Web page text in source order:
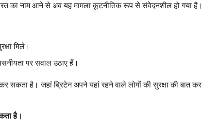
का नाम आने से अब यह मामला कूटनीतिक रूप से संवेदनशील हो गया है।
मिले।
पर सवाल उठाए हैं।
सकता है। जहां ब्रिटेन अपने यहां रहने वाले लोगों की सुरक्षा की बात कर
है।